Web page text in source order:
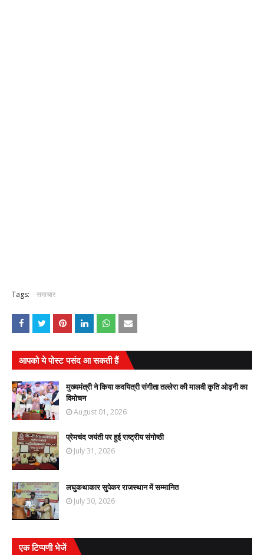
Tags: समाचार
आपको ये पोस्ट पसंद आ सकती हैं
मुख्यमंत्री ने किया कवयित्री संगीता तल्लेरा की मालवी कृति ओढ़नी का
विमोचन
August 01, 2026
प्रेमचंद जयंती पर हुई राष्ट्रीय संगोष्ठी
July 31, 2026
लघुकथाकार सुपेकर राजस्थान में सम्मानित
July 30, 2026
एक टिप्पणी भेजें